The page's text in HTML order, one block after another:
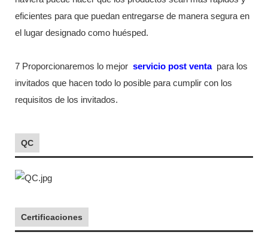
eficientes para que puedan entregarse de manera segura en
el lugar designado como huésped.
7 Proporcionaremos lo mejor servicio post venta para los
invitados que hacen todo lo posible para cumplir con los
requisitos de los invitados.
QC
Certificaciones